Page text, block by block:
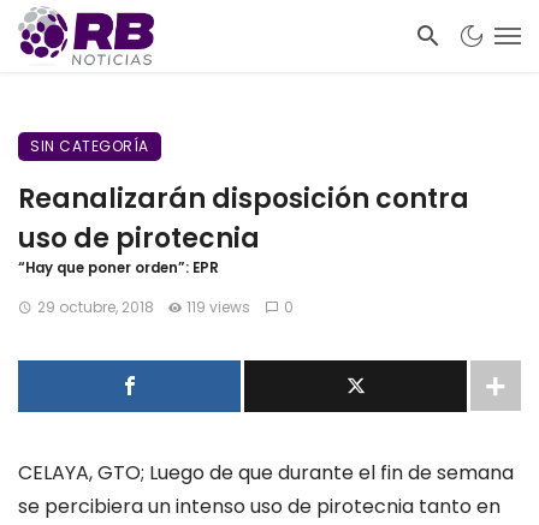
SIN CATEGORÍA
Reanalizarán disposición contra
uso de pirotecnia
“Hay que poner orden”: EPR
29 octubre, 2018 119 views 0
CELAYA, GTO; Luego de que durante el fin de semana
se percibiera un intenso uso de pirotecnia tanto en